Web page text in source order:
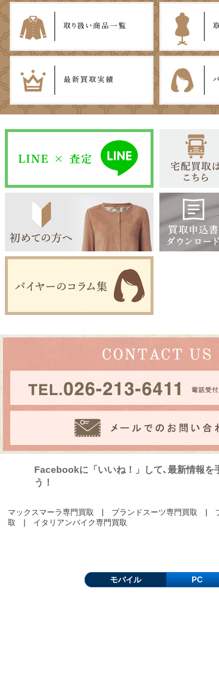
Facebookに「いいね！」して､最新情報を
う！
マックスマーラ専門買取 ブランドスーツ専門買取
取
イタリアンバイク専門買取
モバイル PC